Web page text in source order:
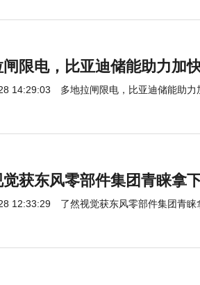
闸限电，比亚迪储能助力加
14:29:03 多地拉闸限电，比亚迪储能助
觉获东风零部件集团青睐拿
12:33:29 了然视觉获东风零部件集团青睐